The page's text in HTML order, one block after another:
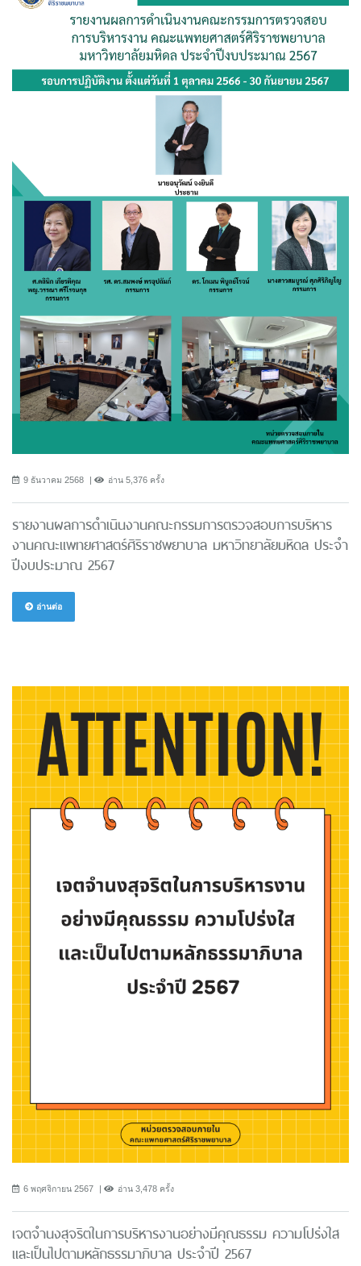
9 ธันวาคม 2568 อ่าน 5,376 ครั้ง
รายงานผลการดำเนินงานคณะกรรมการตรวจสอบการบริหาร
งานคณะแพทยศาสตร์ศิริราชพยาบาล มหาวิทยาลัยมหิดล ประจำ
ปีงบประมาณ 2567
อ่านต่อ
6 พฤศจิกายน 2567 อ่าน 3,478 ครั้ง
เจตจำนงสุจริตในการบริหารงานอย่างมีคุณธรรม ความโปร่งใส
และเป็นไปตามหลักธรรมาภิบาล ประจำปี 2567